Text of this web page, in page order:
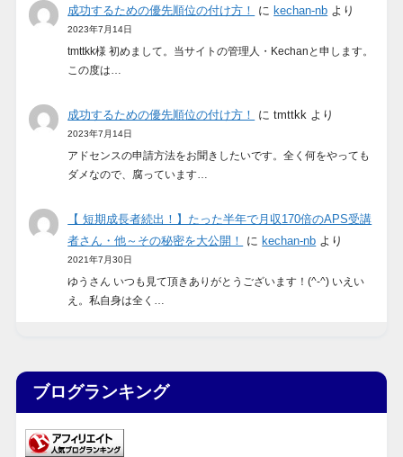
成功するための優先順位の付け方！ に kechan-nb より
2023年7月14日
tmttkk様 初めまして。当サイトの管理人・Kechanと申します。
この度は…
成功するための優先順位の付け方！ にtmttkk より
2023年7月14日
アドセンスの申請方法をお聞きしたいです。全く何をやっても
ダメなので、腐っています…
【 短期成長者続出！】たった半年で月収170倍のAPS受講
者さん・他～その秘密を大公開！
に kechan-nb より
2021年7月30日
ゆうさん いつも見て頂きありがとうございます！(^-^) いえい
え。私自身は全く…
ブログランキング